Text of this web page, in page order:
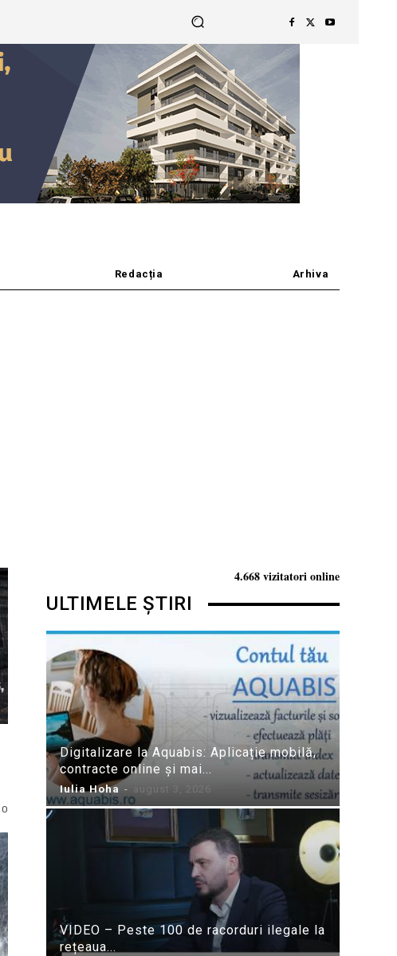
Redacția Arhiva
0
4.668 vizitatori online
ULTIMELE ȘTIRI
Digitalizare la Aquabis: Aplicație mobilă,
contracte online și mai...
Iulia Hoha - august 3, 2026
VIDEO – Peste 100 de racorduri ilegale la
rețeaua...